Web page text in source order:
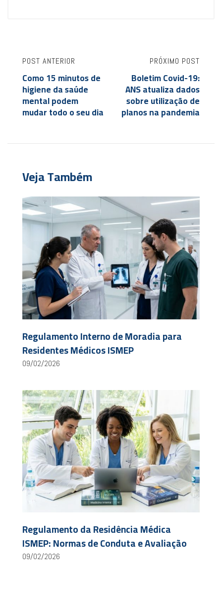
POST ANTERIOR
Como 15 minutos de
higiene da saúde
mental podem
mudar todo o seu dia
PRÓXIMO POST
Boletim Covid-19:
ANS atualiza dados
sobre utilização de
planos na pandemia
Veja Também
Regulamento Interno de Moradia para
Residentes Médicos ISMEP
09/02/2026
Regulamento da Residência Médica
ISMEP: Normas de Conduta e Avaliação
09/02/2026